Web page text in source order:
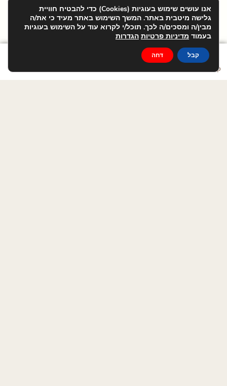
WhatsApp
טיפול במאניה דיפרסיה
טיפול בחרדה
טיפול בפוסט טראומה
טיפול בהתמכרויות
טיפול ב OCD
אנו עושים שימוש בעוגיות (Cookies) כדי להבטיח חוויית
גלישה מיטבית באתר. המשך השימוש באתר מעיד כי את/ה
מבין/ה ומסכים/ה לכך. תוכל/י לקרוא עוד על השימוש בעוגיות
בעמוד מדיניות פרטיות הגדרות
קבל דחה